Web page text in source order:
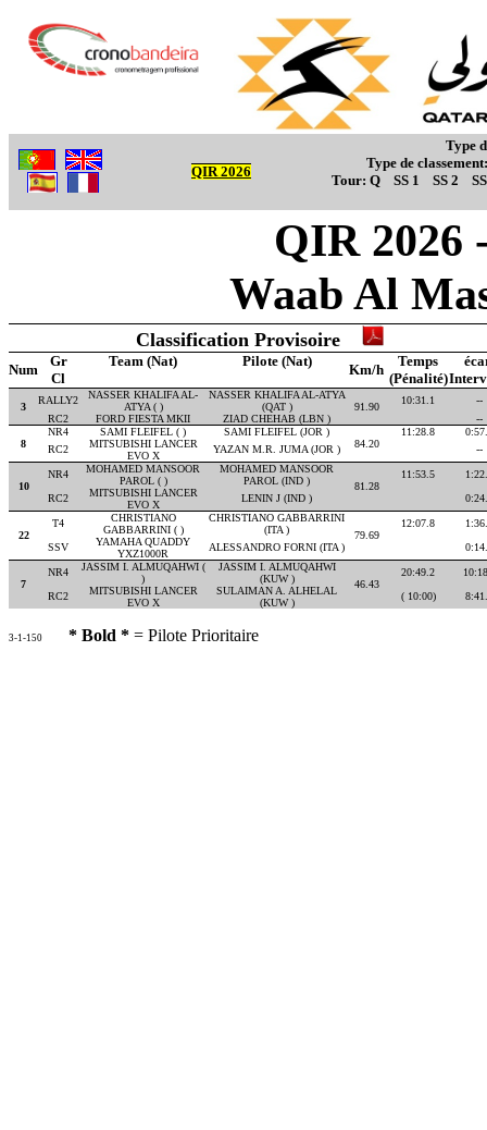
QIR 2026
Type
Type de
Tour: Q SS 1 SS 2
QIR 2026
Waab Al
Classification Provisoire
Num
Gr Team (Nat) Pilote (Nat)
Km/h
Temps
Cl
(Pénalité)
3
RALLY2
NASSER KHALIFA AL-
ATYA ( )
NASSER KHALIFA AL-ATYA
(QAT )
91.90
10:31.1
--
RC2
FORD FIESTA MKII ZIAD CHEHAB (LBN ) --
8
NR4 SAMI FLEIFEL ( )
SAMI FLEIFEL (JOR )
84.20
11:28.8
RC2
MITSUBISHI LANCER
EVO X
YAZAN M.R. JUMA (JOR ) --
10
NR4
MOHAMED MANSOOR
PAROL ( )
MOHAMED MANSOOR
PAROL (IND )
81.28
11:53.5
RC2
MITSUBISHI LANCER
EVO X
LENIN J (IND )
22
T4
CHRISTIANO
GABBARRINI ( )
CHRISTIANO GABBARRINI
(ITA )
79.69
12:07.8
SSV
YAMAHA QUADDY
YXZ1000R
ALESSANDRO FORNI (ITA )
7
NR4
JASSIM I. ALMUQAHWI (
)
JASSIM I. ALMUQAHWI
(KUW )
46.43
20:49.2
RC2
MITSUBISHI LANCER
EVO X
SULAIMAN A. ALHELAL
(KUW )
( 10:00)
3-1-150 * Bold * = Pilote Prioritaire